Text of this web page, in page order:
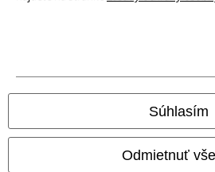
Súhlasím
Odmietnuť
Naše online obchody